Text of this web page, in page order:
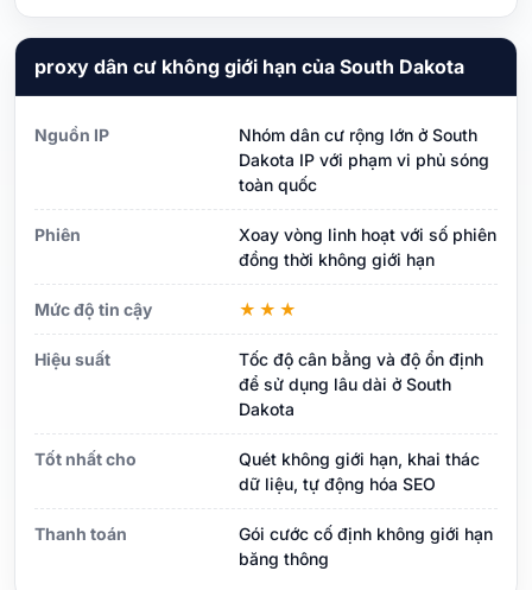
proxy dân cư không giới hạn của South Dakota
Nguồn IP
Nhóm dân cư rộng lớn ở South
Dakota IP với phạm vi phủ sóng
toàn quốc
Phiên
Xoay vòng linh hoạt với số phiên
đồng thời không giới hạn
Mức độ tin cậy ★★★
Hiệu suất
Tốc độ cân bằng và độ ổn định
để sử dụng lâu dài ở South
Dakota
Tốt nhất cho
Quét không giới hạn, khai thác
dữ liệu, tự động hóa SEO
Thanh toán
Gói cước cố định không giới hạn
băng thông